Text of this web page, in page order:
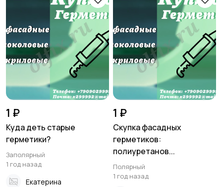
1 ₽
Куда деть старые
герметики?
Заполярный
1 год назад
Екатерина
1 ₽
Скупка фасадных
герметиков:
полиуретанов...
Полярный
1 год назад